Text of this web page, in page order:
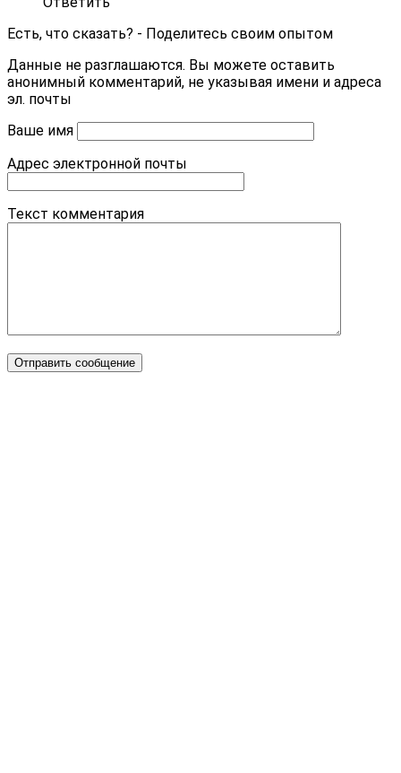
Есть, что сказать? - Поделитесь своим опытом
Данные не разглашаются. Вы можете оставить
анонимный комментарий, не указывая имени и адреса
эл. почты
Ваше имя
Адрес электронной почты
Текст комментария